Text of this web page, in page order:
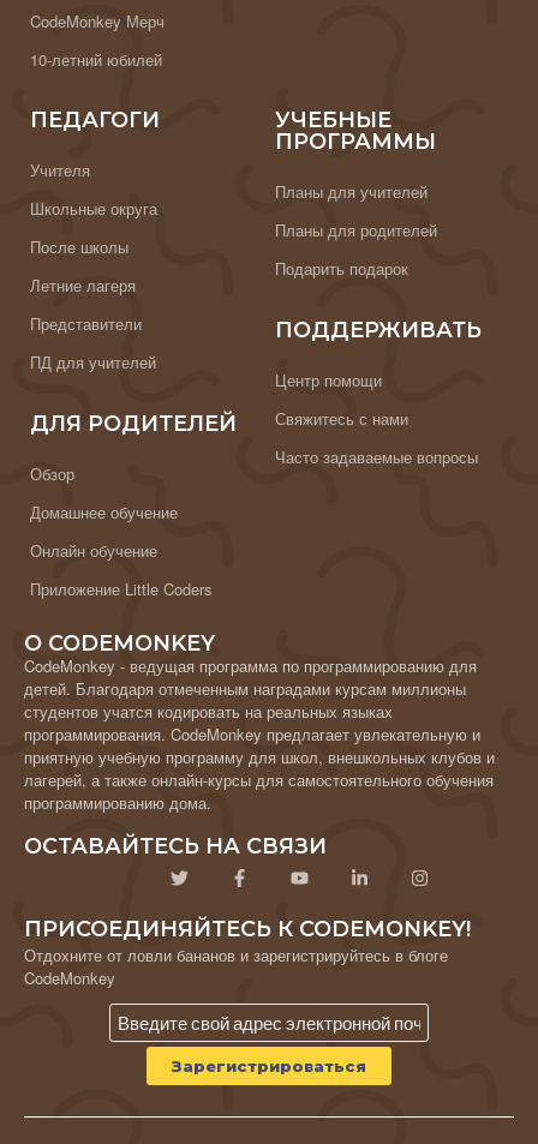
CodeMonkey Мерч
10-летний юбилей
ПЕДАГОГИ
Учителя
Школьные округа
После школы
Летние лагеря
Представители
ПД для учителей
ДЛЯ РОДИТЕЛЕЙ
Обзор
Домашнее обучение
Онлайн обучение
Приложение Little Coders
УЧЕБНЫЕ
ПРОГРАММЫ
Планы для учителей
Планы для родителей
Подарить подарок
ПОДДЕРЖИВАТЬ
Центр помощи
Свяжитесь с нами
Часто задаваемые вопросы
О CODEMONKEY
CodeMonkey - ведущая программа по программированию для
детей. Благодаря отмеченным наградами курсам миллионы
студентов учатся кодировать на реальных языках
программирования. CodeMonkey предлагает увлекательную и
приятную учебную программу для школ, внешкольных клубов и
лагерей, а также онлайн-курсы для самостоятельного обучения
программированию дома.
ОСТАВАЙТЕСЬ НА СВЯЗИ
ПРИСОЕДИНЯЙТЕСЬ К CODEMONKEY!
Отдохните от ловли бананов и зарегистрируйтесь в блоге
CodeMonkey